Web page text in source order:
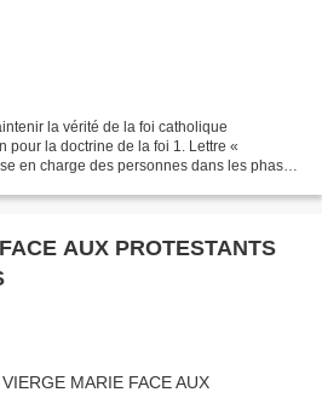
la vérité de la foi catholique
pour la doctrine de la foi 1. Lettre «
en charge des personnes dans les phases
AUX PROTESTANTS